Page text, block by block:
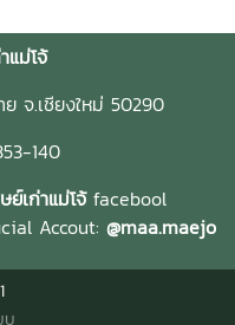
แม่โจ้
จ.เชียงใหม่ 50290
140
เก่าแม่โจ้ facebool
Accout: @maa.maejo
บ